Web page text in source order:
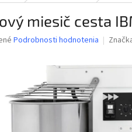
miesič cesta
Podrobnosti hodnotenia